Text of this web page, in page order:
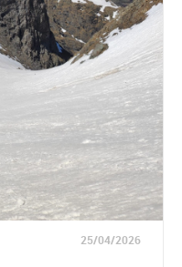
25/04/2026